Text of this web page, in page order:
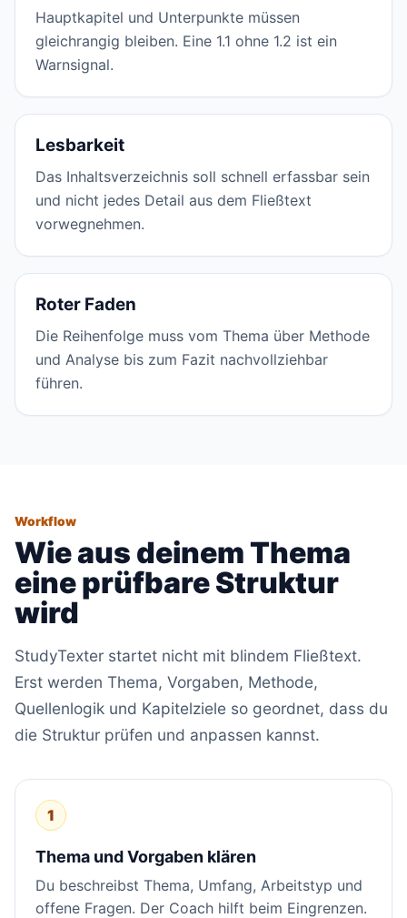
Hauptkapitel und Unterpunkte müssen
gleichrangig bleiben. Eine 1.1 ohne 1.2 ist ein
Warnsignal.
Lesbarkeit
Das Inhaltsverzeichnis soll schnell erfassbar sein
und nicht jedes Detail aus dem Fließtext
vorwegnehmen.
Roter Faden
Die Reihenfolge muss vom Thema über Methode
und Analyse bis zum Fazit nachvollziehbar
führen.
Workflow
Wie aus deinem Thema
eine prüfbare Struktur
wird
StudyTexter startet nicht mit blindem Fließtext.
Erst werden Thema, Vorgaben, Methode,
Quellenlogik und Kapitelziele so geordnet, dass du
die Struktur prüfen und anpassen kannst.
1
Thema und Vorgaben klären
Du beschreibst Thema, Umfang, Arbeitstyp und
offene Fragen. Der Coach hilft beim Eingrenzen.